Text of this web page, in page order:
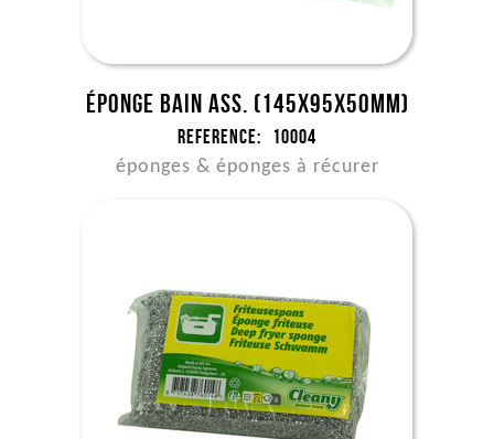
Éponge bain ass. (145x95x50mm)
Reference: 10004
éponges & éponges à récurer